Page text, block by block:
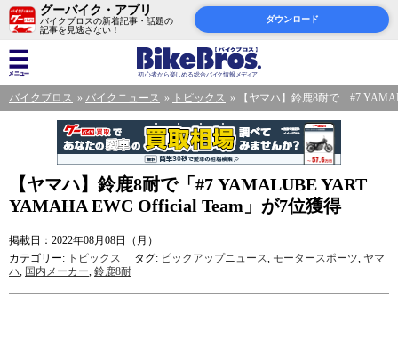
グーバイク・アプリ
バイクブロスの新着記事・話題の
記事を見逃さない！
ダウンロード
バイクブロス バイクニュース トピックス 【ヤマハ】鈴鹿8耐で「#7
【ヤマハ】鈴鹿8耐で「#7 YAMALUBE YART
YAMAHA EWC Official Team」が7位獲得
掲載日：2022年08月08日（月）
カテゴリー: トピックス タグ: ピックアップニュース, モータースポーツ, ヤマ
ハ, 国内メーカー, 鈴鹿8耐